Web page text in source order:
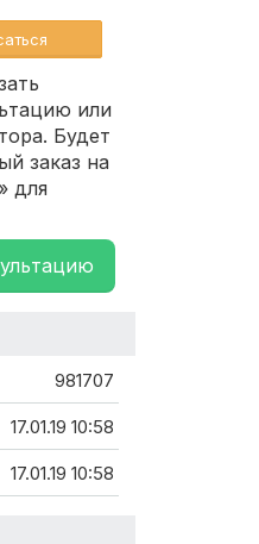
или
Будет
заказ на
для
981707
17.01.19 10:58
17.01.19 10:58